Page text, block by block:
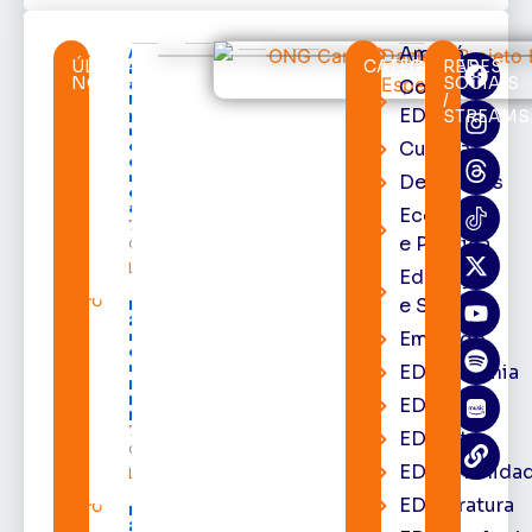
ÚLTIMAS
NOTÍCIAS
Acácio
Favacho
apresenta
balanço
parcial do
mandato
com mais
de R$ 668
milhões
destinados
ao Amapá
7 de agosto
de 2026
Leia mais »
Expofeira
2026 começa
neste sábado
com shows,
negócios e
programação
para todos os
públicos
7 de agosto
de 2026
Leia mais »
Expofeira
2026
CATEGORIAS
Amapá
Cortes
EDcast
Cultura
Destaques
Economia
e Política
Educação
e Saúde
Emprego
EDacademia
EDbrasília
EDcast
EDliteratura
REDES
SOCIAIS
/
STREAMS